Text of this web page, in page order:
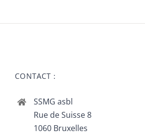
CONTACT :
SSMG asbl
Rue de Suisse 8
1060 Bruxelles